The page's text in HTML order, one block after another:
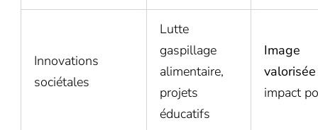
Innovations
sociétales
Lutte
gaspillage
alimentaire,
projets
éducatifs
Image
valorisée
impact